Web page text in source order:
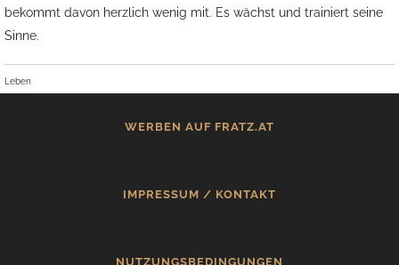
bekommt davon herzlich wenig mit. Es wächst und trainiert seine
Sinne.
Leben
WERBEN AUF FRATZ.AT
IMPRESSUM / KONTAKT
NUTZUNGSBEDINGUNGEN